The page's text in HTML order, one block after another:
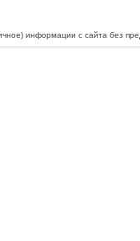
информации с сайта без